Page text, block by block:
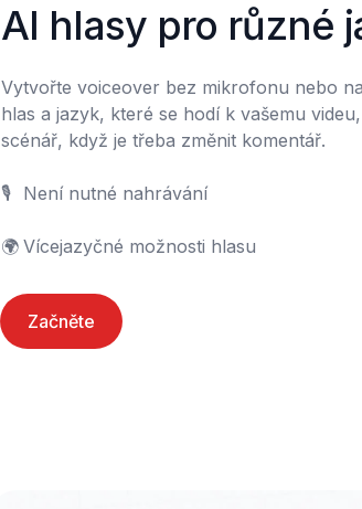
AI hlasy pro různé
Vytvořte voiceover bez mikrofonu nebo
hlas a jazyk, které se hodí k vašemu
scénář, když je třeba změnit komentář.
🎙️	Není nutné nahrávání
🌍	Vícejazyčné možnosti hlasu
Začněte